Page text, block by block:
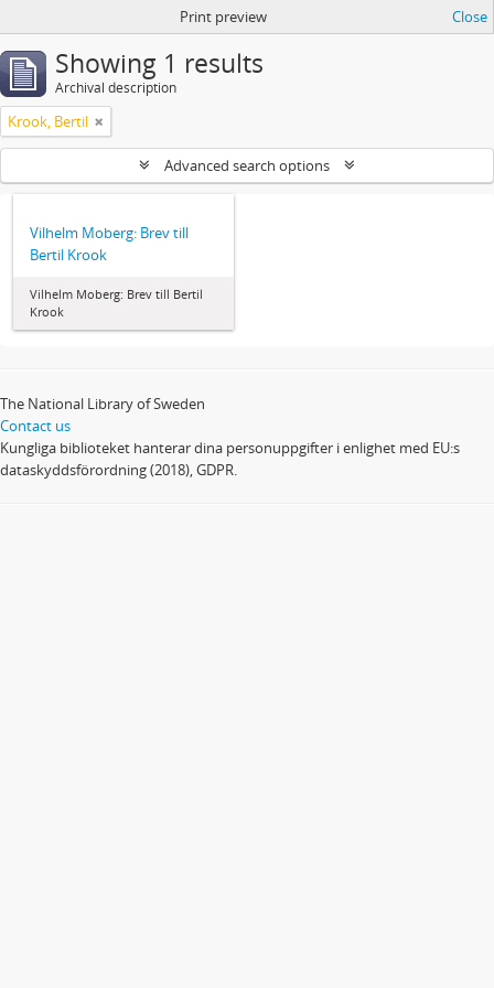
Print preview Close
Showing 1 results
Archival description
Krook, Bertil
Advanced search options
Vilhelm Moberg: Brev till
Bertil Krook
Vilhelm Moberg: Brev till Bertil
Krook
The National Library of Sweden
Contact us
Kungliga biblioteket hanterar dina personuppgifter i enlighet med EU:s
dataskyddsförordning (2018), GDPR.